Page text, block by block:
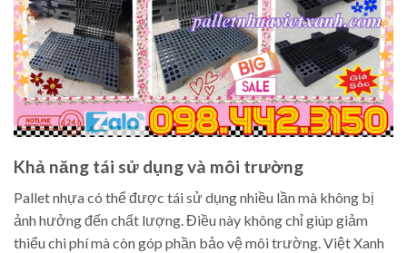
Khả năng tái sử dụng và môi trường
Pallet nhựa có thể được tái sử dụng nhiều lần mà không bị
ảnh hưởng đến chất lượng. Điều này không chỉ giúp giảm
thiểu chi phí mà còn góp phần bảo vệ môi trường. Việt Xanh